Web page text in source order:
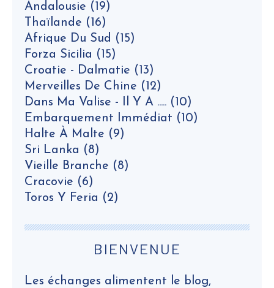
Andalousie (19)
Thaïlande (16)
Afrique Du Sud (15)
Forza Sicilia (15)
Croatie - Dalmatie (13)
Merveilles De Chine (12)
Dans Ma Valise - Il Y A ..... (10)
Embarquement Immédiat (10)
Halte À Malte (9)
Sri Lanka (8)
Vieille Branche (8)
Cracovie (6)
Toros Y Feria (2)
BIENVENUE
Les échanges alimentent le blog,